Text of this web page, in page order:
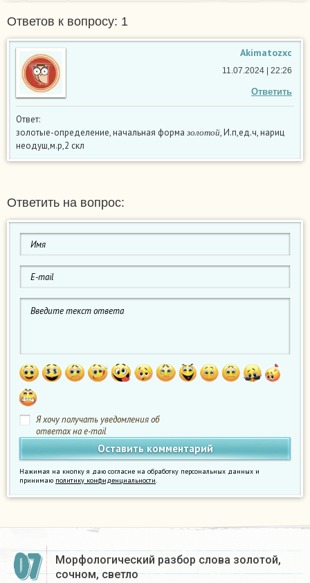
Ответов к вопросу: 1
Akimatozxc
Ответить
11.07.2024 | 22:26
Ответ:
золотые-определение, начальная форма
й
, И.п,ед.ч, нариц
неодуш,м.р,2 скл
Ответить на вопрос:
Я хочу получать уведомления об
ответах на e-mail
Нажимая на кнопку я даю согласие на обработку персональных данных и
принимаю политику конфиденциальности.
07
Морфологический разбор слова золотой,
сочном, светло​